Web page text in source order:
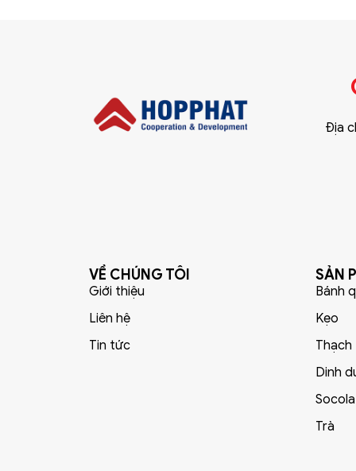
Địa
VỀ CHÚNG TÔI
Giới thiệu
Liên hệ
Tin tức
SẢN
Bánh
Kẹo
Thạch
Dinh
Socola
Trà